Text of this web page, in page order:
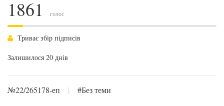
1861 голос
Триває збір підписів
Залишилося 20 днів
№22/265178-еп | #Без теми